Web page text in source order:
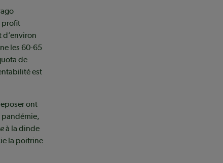
profit
d’environ
les 60-65
de
est
ont
pandémie,
à la dinde
la poitrine